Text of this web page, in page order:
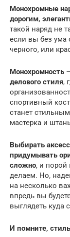
Монохромные
дорогим,
такой наряд не
если вы без ума
черного, или
Монохромность
делового стиля,
спортивный
станет
мастерка и
Выбирать
придумывать
сложно, и
делаем. Но,
на несколько
впредь вы
выглядеть куда
И помните,